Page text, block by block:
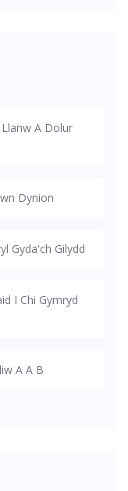
A Dolur
Dynion
Gyda'ch Gilydd
I Chi Gymryd
A A B